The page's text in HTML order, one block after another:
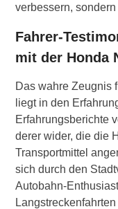
verbessern,
Fahrer-
mit der Honda
Das wahre Zeugnis
liegt in den
Erfahrungsberichte
derer wider, die die
Transportmittel
sich durch den
Autobahn-